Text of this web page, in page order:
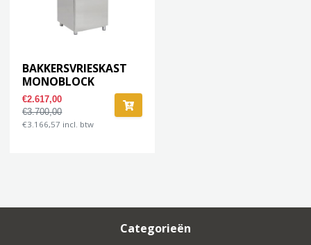
BAKKERSVRIESKAST
MONOBLOCK
€2.617,00
€3.700,00
€3.166,57 incl. btw
Categorieën